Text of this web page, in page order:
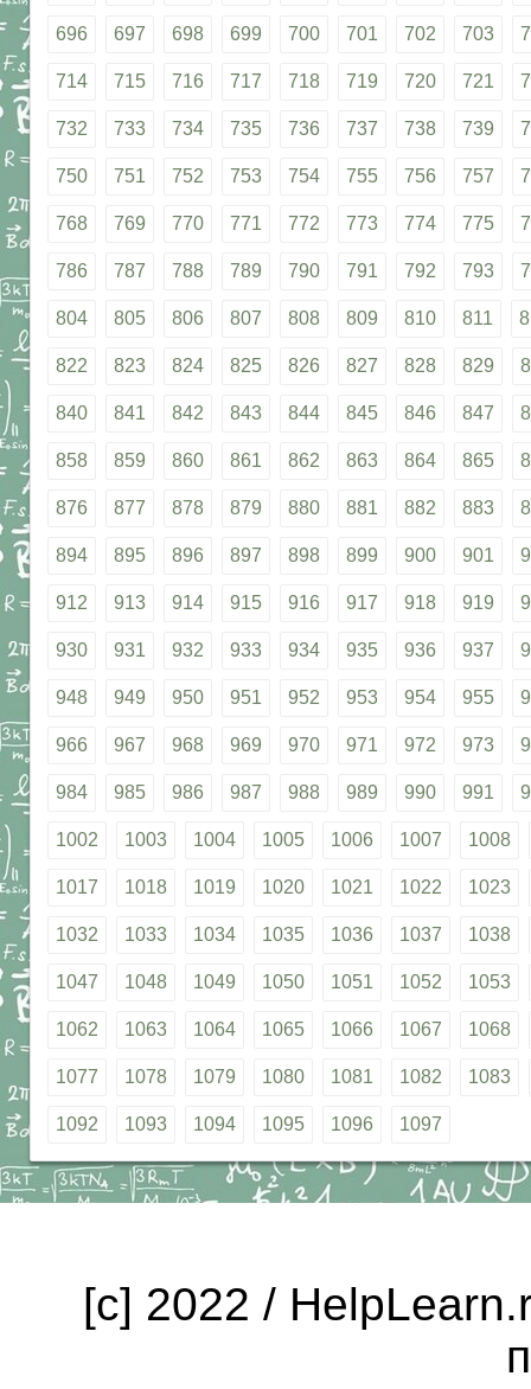
696 697 698 699 700 701 702 703
714 715 716 717 718 719 720 721
732 733 734 735 736 737 738 739
750 751 752 753 754 755 756 757
768 769 770 771 772 773 774 775
786 787 788 789 790 791 792 793
804 805 806 807 808 809 810 811
822 823 824 825 826 827 828 829
840 841 842 843 844 845 846 847
858 859 860 861 862 863 864 865
876 877 878 879 880 881 882 883
894 895 896 897 898 899 900 901
912 913 914 915 916 917 918 919
930 931 932 933 934 935 936 937
948 949 950 951 952 953 954 955
966 967 968 969 970 971 972 973
984 985 986 987 988 989 990 991
1002 1003 1004 1005 1006 1007 1008
1017 1018 1019 1020 1021 1022 1023
1032 1033 1034 1035 1036 1037 1038
1047 1048 1049 1050 1051 1052 1053
1062 1063 1064 1065 1066 1067 1068
1077 1078 1079 1080 1081 1082 1083
1092 1093 1094 1095 1096 1097
[c] 2022 /